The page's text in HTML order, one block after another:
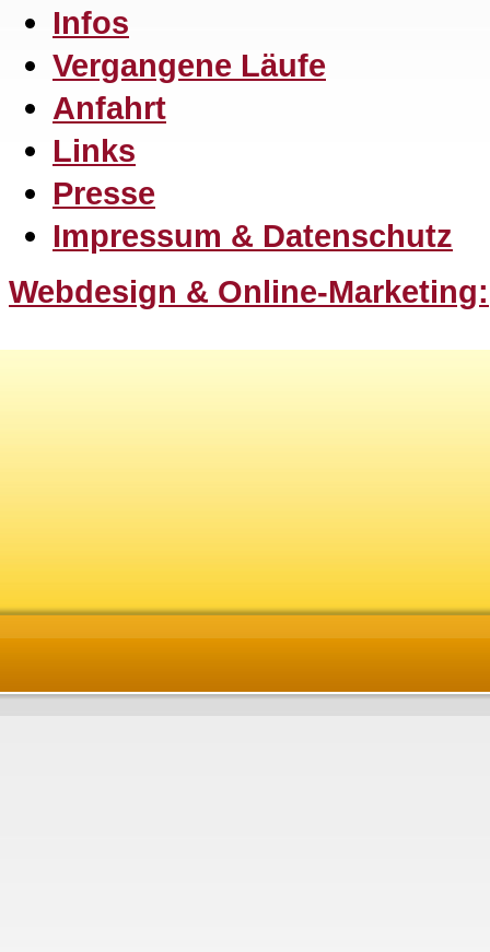
Infos
Vergangene Läufe
Anfahrt
Links
Presse
Impressum & Datenschutz
Webdesign & Online-Marketing: